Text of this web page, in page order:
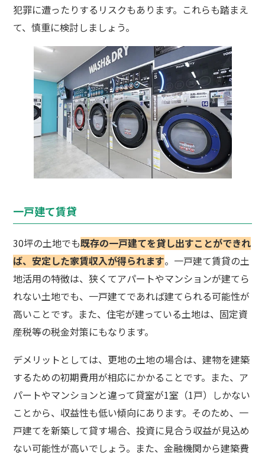
犯罪に遭ったりするリスクもあります。これらも踏まえ
て、慎重に検討しましょう。
一戸建て賃貸
30坪の土地でも既存の一戸建てを貸し出すことができれ
ば、安定した家賃収入が得られます。一戸建て賃貸の土
地活用の特徴は、狭くてアパートやマンションが建てら
れない土地でも、一戸建てであれば建てられる可能性が
高いことです。また、住宅が建っている土地は、固定資
産税等の税金対策にもなります。
デメリットとしては、更地の土地の場合は、建物を建築
するための初期費用が相応にかかることです。また、ア
パートやマンションと違って貸室が1室（1戸）しかない
ことから、収益性も低い傾向にあります。そのため、一
戸建てを新築して貸す場合、投資に見合う収益が見込め
ない可能性が高いでしょう。また、金融機関から建築費